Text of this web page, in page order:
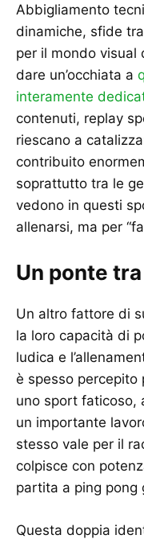
Abbigliamento
dinamiche, sfide
per il mondo visual
dare un’occhiata a
interamente
contenuti, replay
riescano a
contribuito
soprattutto tra le
vedono in questi
allenarsi, ma per
Un ponte
Un altro fattore di
la loro capacità di
ludica e
è spesso percepito
uno sport faticoso,
un importante
stesso vale per il
colpisce con
partita a ping pong
Questa doppia